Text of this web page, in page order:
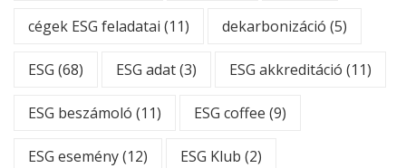
cégek ESG feladatai (11) dekarbonizáció (5)
ESG (68) ESG adat(3) ESG akkreditáció (11)
ESG beszámoló (11) ESG coffee (9)
ESG esemény(12) ESG Klub (2)